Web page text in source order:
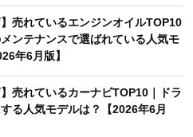
】売れているエンジンオイルTOP10
メンテナンスで選ばれている人気モ
年6月版】
】売れているカーナビTOP10｜ドラ
る人気モデルは？【2026年6月